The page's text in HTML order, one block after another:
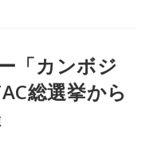
「カンボジ
総選挙から